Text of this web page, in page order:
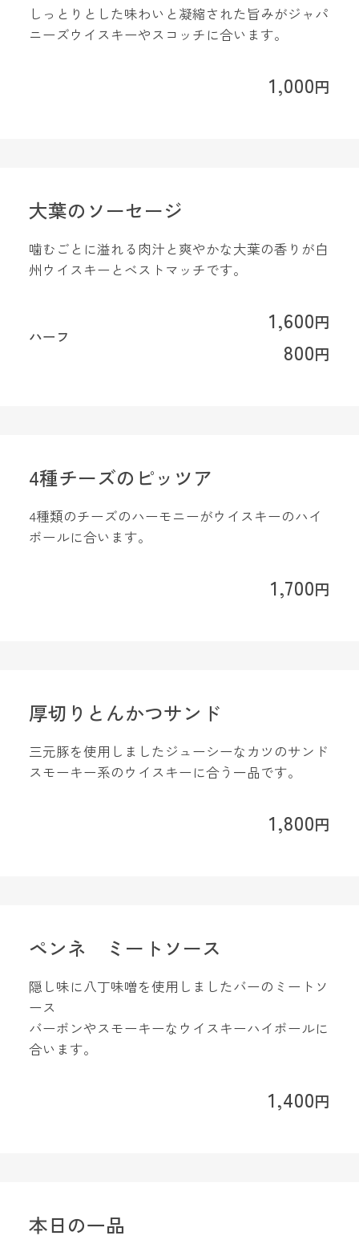
1,000円
しっとりとした味わいと凝縮された旨みがジャパ
ニーズウイスキーやスコッチに合います。
1,600円
ハーフ
800円
大葉のソーセージ
噛むごとに溢れる肉汁と爽やかな大葉の香りが白
州ウイスキーとベストマッチです。
1,700円
4種チーズのピッツア
4種類のチーズのハーモニーがウイスキーのハイ
ボールに合います。
1,800円
厚切りとんかつサンド
三元豚を使用しましたジューシーなカツのサンド
スモーキー系のウイスキーに合う一品です。
1,400円
ペンネ ミートソース
隠し味に八丁味噌を使用しましたバーのミートソ
ース
バーボンやスモーキーなウイスキーハイボールに
合います。
本日の一品